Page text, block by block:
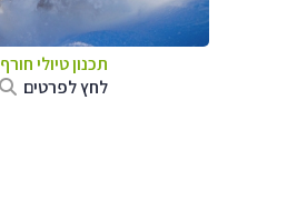
תכנון טיולי חורף
לחץ לפרטים